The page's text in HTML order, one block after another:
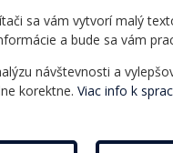
sa vám vytvorí malý
a bude sa vám
návštevnosti a
korektne. Viac info k